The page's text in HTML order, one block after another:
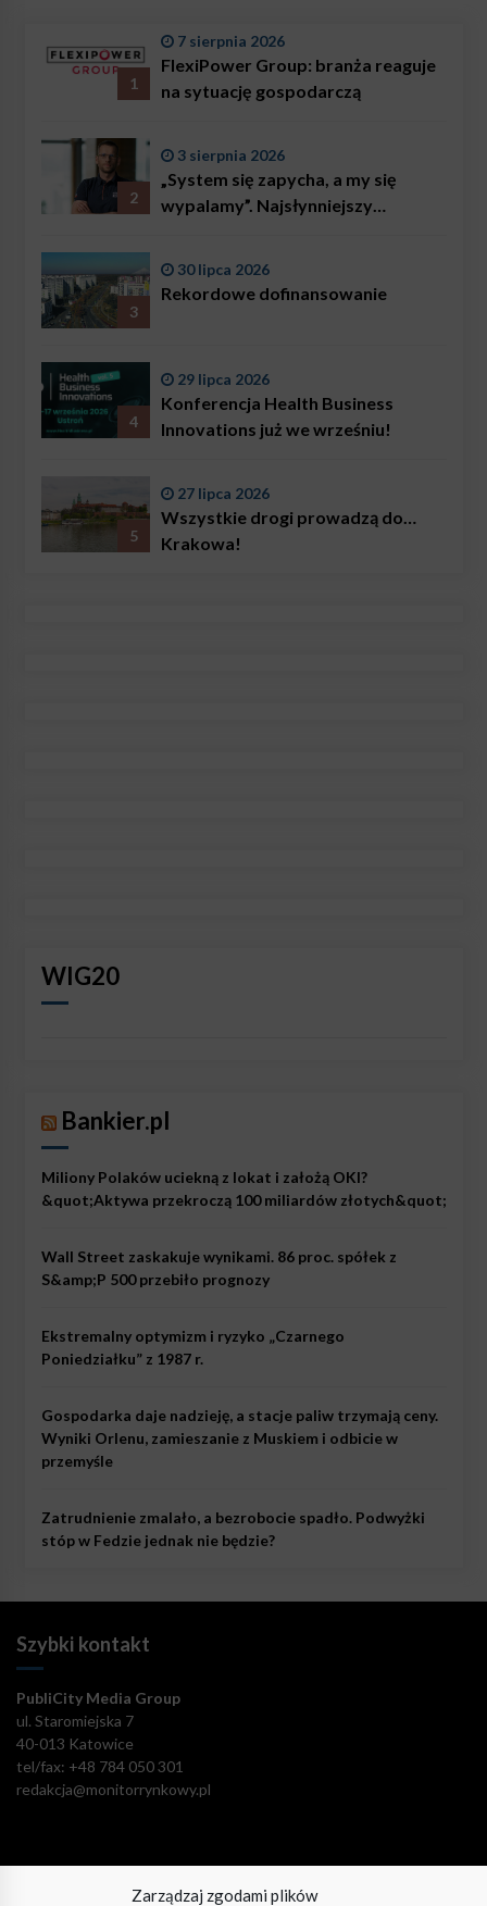
Zarządzaj zgodami plików
1
7 sierpnia 2026
FlexiPower Group: branża reaguje
na sytuację gospodarczą
2
3 sierpnia 2026
„System się zapycha, a my się
wypalamy”. Najsłynniejszy
problemem są nie tylko choroby
3
30 lipca 2026
Rekordowe dofinansowanie
4
29 lipca 2026
Konferencja Health Business
Innovations już we wrześniu!
5
27 lipca 2026
Wszystkie drogi prowadzą do…
Krakowa!
WIG20
Bankier.pl
Miliony Polaków uciekną z lokat i założą OKI?
&quot;Aktywa przekroczą 100 miliardów złotych&quot;
Wall Street zaskakuje wynikami. 86 proc. spółek z
S&amp;P 500 przebiło prognozy
Ekstremalny optymizm i ryzyko „Czarnego
Poniedziałku” z 1987 r.
Gospodarka daje nadzieję, a stacje paliw trzymają ceny.
Wyniki Orlenu, zamieszanie z Muskiem i odbicie w
przemyśle
Zatrudnienie zmalało, a bezrobocie spadło. Podwyżki
stóp w Fedzie jednak nie będzie?
Szybki kontakt
PubliCity Media Group
ul. Staromiejska 7
40-013 Katowice
tel/fax: +48 784 050 301
redakcja@monitorrynkowy.pl
Pozostańmy w kontakcie!